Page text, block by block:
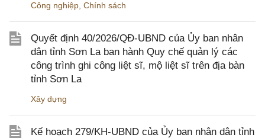
Công nghiệp Chính sách
Quyết định 40/2026/QĐ-UBND của Ủy ban nhân
dân tỉnh Sơn La ban hành Quy chế quản lý các
công trình ghi công liệt sĩ, mộ liệt sĩ trên địa bàn
tỉnh Sơn La
Xây dựng
Kế hoạch 279/KH-UBND của Ủy ban nhân dân tỉnh